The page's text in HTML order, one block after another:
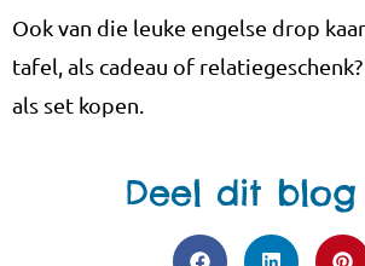
Ook van die leuke engelse drop
tafel, als cadeau of
als set kopen.
Deel dit